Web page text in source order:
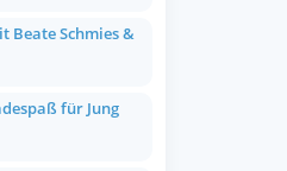
Beate Schmies &
für Jung